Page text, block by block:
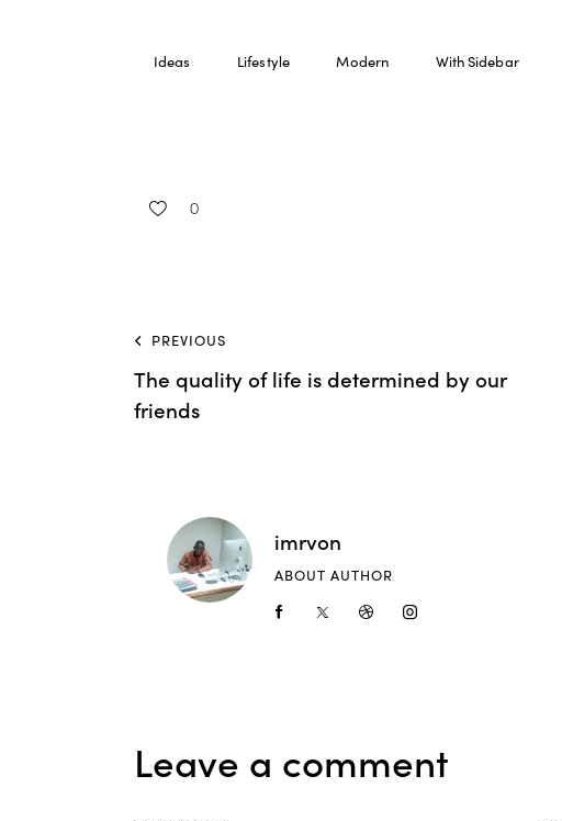
Ideas Lifestyle Modern With Sidebar
0
PREVIOUS
The quality of life is determined by our
friends
imrvon
ABOUT AUTHOR
Leave a comment